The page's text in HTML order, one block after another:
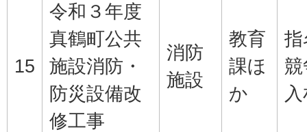
15
令和３年度
真鶴町公共
施設消防・
防災設備改
修工事
消防
施設
教育
課ほ
か
指